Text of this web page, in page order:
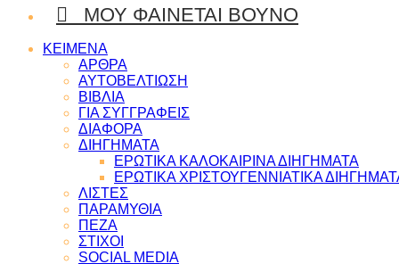
ΜΟΥ ΦΑΙΝΕΤΑΙ ΒΟΥΝΟ
ΚΕΙΜΕΝΑ
ΑΡΘΡΑ
ΑΥΤΟΒΕΛΤΙΩΣΗ
ΒΙΒΛΙΑ
ΓΙΑ ΣΥΓΓΡΑΦΕΙΣ
ΔΙΑΦΟΡΑ
ΔΙΗΓΗΜΑΤΑ
ΕΡΩΤΙΚΑ ΚΑΛΟΚΑΙΡΙΝΑ ΔΙΗΓΗΜΑΤΑ
ΕΡΩΤΙΚΑ ΧΡΙΣΤΟΥΓΕΝΝΙΑΤΙΚΑ
ΛΙΣΤΕΣ
ΠΑΡΑΜΥΘΙΑ
ΠΕΖΑ
ΣΤΙΧΟΙ
SOCIAL MEDIA